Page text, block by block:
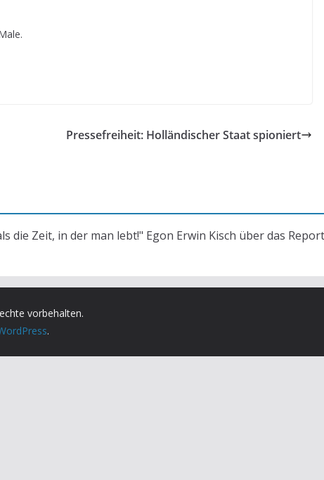
Pressefreiheit: Holländischer Staat spioniert
die Zeit, in der man lebt!" Egon Erwin Kisch über das
vorbehalten.
.